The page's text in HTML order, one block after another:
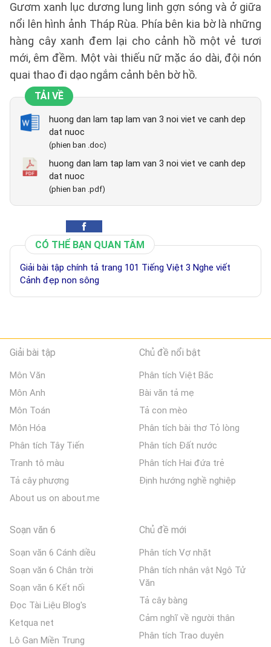
Gươm xanh lục dương lung linh gợn sóng và ở giữa
nổi lên hình ảnh Tháp Rùa. Phía bên kia bờ là những
hàng cây xanh đem lại cho cảnh hồ một vẻ tươi
mới, êm đềm. Một vài thiếu nữ mặc áo dài, đội nón
quai thao đi dạo ngắm cảnh bên bờ hồ.
TẢI VỀ
huong dan lam tap lam van 3 noi viet ve canh dep
dat nuoc
(phien ban .doc)
huong dan lam tap lam van 3 noi viet ve canh dep
dat nuoc
(phien ban .pdf)
CÓ THỂ BẠN QUAN TÂM
Giải bài tập chính tả trang 101 Tiếng Việt 3 Nghe viết
Cảnh đẹp non sông
Giải bài tập
Môn Văn
Môn Anh
Môn Toán
Môn Hóa
Phân tích Tây Tiến
Tranh tô màu
Tả cây phượng
About us on about.me
Chủ đề nổi bật
Phân tích Việt Bắc
Bài văn tả mẹ
Tả con mèo
Phân tích bài thơ Tỏ lòng
Phân tích Đất nước
Phân tích Hai đứa trẻ
Định hướng nghề nghiệp
Soạn văn 6
Soạn văn 6 Cánh diều
Soạn văn 6 Chân trời
Soạn văn 6 Kết nối
Đọc Tài Liệu Blog's
Ketqua net
Lô Gan Miền Trung
Chủ đề mới
Phân tích Vợ nhặt
Phân tích nhân vật Ngô Tử
Văn
Tả cây bàng
Cảm nghĩ về người thân
Phân tích Trao duyên